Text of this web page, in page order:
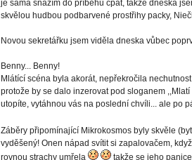
je sama snažím do příběhů cpát, takže dneska
skvělou hudbou podbarvené prostřihy packy,
Novou sekretářku jsem viděla dneska vůbec
Benny... Benny!
Mlátící scéna byla akorát, nepřekročila
protože by se dalo inzerovat pod sloganem
utopíte, vytáhnou vás na poslední chvíli... ale po
Záběry připomínající Mikrokosmos byly skvěle
vyděšený! Onen nápad svítit si zapalovačem,
rovnou strachy umřela
takže se jeho